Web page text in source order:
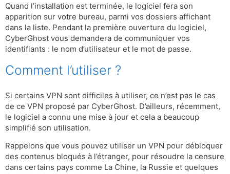
Quand l’installation est terminée, le logiciel fera son
apparition sur votre bureau, parmi vos dossiers affichant
dans la liste. Pendant la première ouverture du logiciel,
CyberGhost vous demandera de communiquer vos
identifiants : le nom d’utilisateur et le mot de passe.
Comment l’utiliser ?
Si certains VPN sont difficiles à utiliser, ce n’est pas le cas
de ce VPN proposé par CyberGhost. D’ailleurs, récemment,
le logiciel a connu une mise à jour et cela a beaucoup
simplifié son utilisation.
Rappelons que vous pouvez utiliser un VPN pour débloquer
des contenus bloqués à l’étranger, pour résoudre la censure
dans certains pays comme La Chine, la Russie et quelques